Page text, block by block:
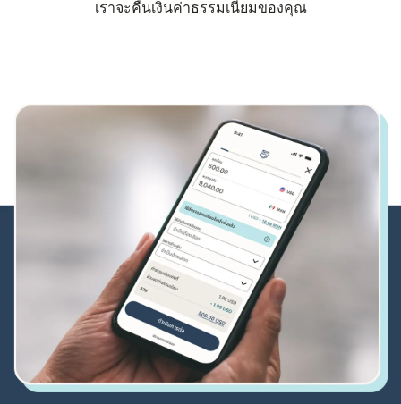
เราจะคืนเงินค่าธรรมเนียมของคุณ